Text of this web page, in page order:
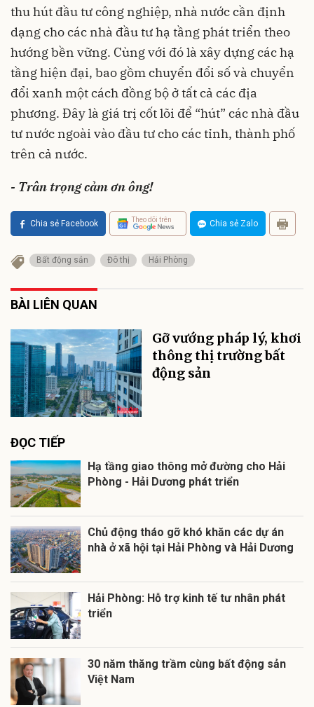
thu hút đầu tư công nghiệp, nhà nước cần định
dạng cho các nhà đầu tư hạ tầng phát triển theo
hướng bền vững. Cùng với đó là xây dựng các hạ
tầng hiện đại, bao gồm chuyển đổi số và chuyển
đổi xanh một cách đồng bộ ở tất cả các địa
phương. Đây là giá trị cốt lõi để “hút” các nhà đầu
tư nước ngoài vào đầu tư cho các tỉnh, thành phố
trên cả nước.
- Trân trọng cảm ơn ông!
Chia sẻ Facebook Theo dõi trên Chia sẻ Zalo
Bất động sản Đô thị Hải Phòng
BÀI LIÊN QUAN
Gỡ vướng pháp lý, khơi
thông thị trường bất
động sản
ĐỌC TIẾP
Hạ tầng giao thông mở đường cho Hải
Phòng - Hải Dương phát triển
Chủ động tháo gỡ khó khăn các dự án
nhà ở xã hội tại Hải Phòng và Hải Dương
Hải Phòng: Hỗ trợ kinh tế tư nhân phát
triển
30 năm thăng trầm cùng bất động sản
Việt Nam